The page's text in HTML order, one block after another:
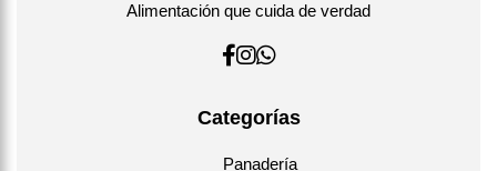
Alimentación que cuida de verdad
Categorías
Panadería